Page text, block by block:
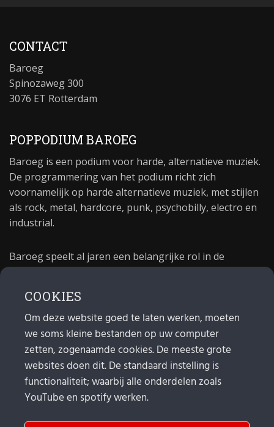
CONTACT
Baroeg
Spinozaweg 300
3076 ET Rotterdam
POPPODIUM BAROEG
Baroeg is een podium voor harde, alternatieve muziek.
De programmering van het podium richt zich
voornamelijk op harde alternatieve muziek, met stijlen
als rock, metal, hardcore, punk, psychobilly, electro en
industrial.
Baroeg speelt al jaren een belangrijke rol in de
poppodium 40 jaar.
MAIL
Algemeen: info@baroeg.nl
Bands & boeking: leon@baroeg.nl
Promotie & publiciteit: francis@baroeg.nl
COOKIES
Om deze website goed te laten werken, moeten
we soms kleine bestanden op uw computer
zetten, zogenaamde cookies. De meeste grote
websites doen dit. De standaard instelling is
functionaliteit; waarbij alle onderdelen zoals
YouTube en spotify werken.